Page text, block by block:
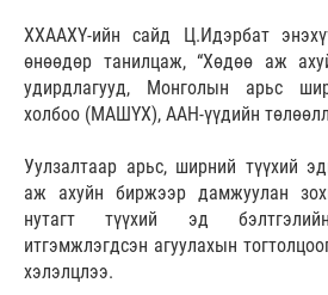
ХХААХҮ-ийн сайд Ц.Идэрбат
өнөөдөр танилцаж, “Хөдөө аж
удирдлагууд, Монголын арьс
холбоо (МАШҮХ), ААН-үүдийн
Уулзалтаар арьс, ширний түүхий
аж ахуйн биржээр дамжуулан
нутагт түүхий эд
итгэмжлэгдсэн агуулахын
хэлэлцлээ.